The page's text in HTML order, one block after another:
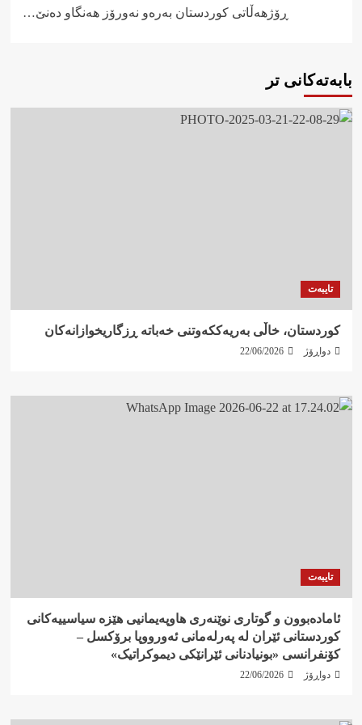
ڕۆژهەڵاتی کوردستان بەرەو نەورۆز هەنگاو دەنێ…
بابەتەکانی تر
تایبەت
کوردستان، خاڵی بەریەککەوتنی خەباتە ڕزگاریخوازانەکان
دواڕۆژ 22/06/2026
تایبەت
ئامادەبوون و گوتاری نوێنەری هاوپەیمانیی هێزە سیاسییەکانی
کوردستانی ئێران لە پەرلەمانی ئەورووپا برۆکسل –
کۆنفرانسی «بونیادنانی ئێرانێکی دیموکراتیک»
دواڕۆژ 22/06/2026